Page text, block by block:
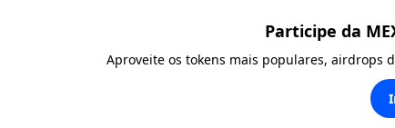
Participe da
Aproveite os tokens mais populares, airdrops